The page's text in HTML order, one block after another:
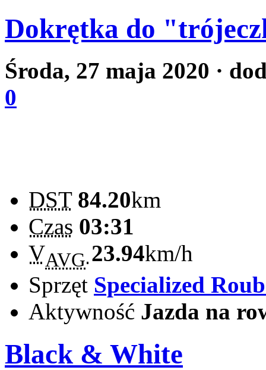
Dokrętka do
Środa, 27 maja 2020 ·
0
DST 84.20km
Czas 03:31
VAVG 23.94km/h
Sprzęt Specialized
Aktywność Jazda na
Black & White